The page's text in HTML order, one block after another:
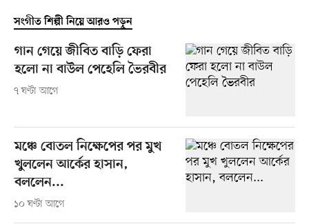
সংগীত শিল্পী নিয়ে আরও পড়ুন
গান গেয়ে জীবিত বাড়ি ফেরা
হলো না বাউল পেহেলি ভৈরবীর
৭ ঘণ্টা আগে
মঞ্চে বোতল নিক্ষেপের পর মুখ
খুললেন আর্কের হাসান,
বললেন...
১০ ঘণ্টা আগে